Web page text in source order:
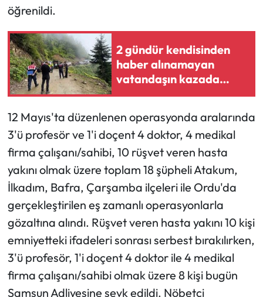
öğrenildi.
2 gündür kendisinden
haber alınamayan
vatandaşın kazada
hayatını kaybettiği
12 Mayıs'ta düzenlenen operasyonda aralarında
3'ü profesör ve 1'i doçent 4 doktor, 4 medikal
firma çalışanı/sahibi, 10 rüşvet veren hasta
yakını olmak üzere toplam 18 şüpheli Atakum,
İlkadım, Bafra, Çarşamba ilçeleri ile Ordu'da
gerçekleştirilen eş zamanlı operasyonlarla
gözaltına alındı. Rüşvet veren hasta yakını 10 kişi
emniyetteki ifadeleri sonrası serbest bırakılırken,
3'ü profesör, 1'i doçent 4 doktor ile 4 medikal
firma çalışanı/sahibi olmak üzere 8 kişi bugün
Samsun Adliyesine sevk edildi. Nöbetçi